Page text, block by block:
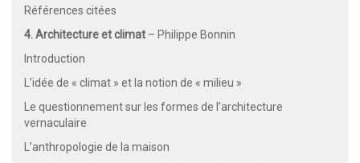
Références citées
4. Architecture et climat – Philippe Bonnin
Introduction
L’idée de « climat » et la notion de « milieu »
Le questionnement sur les formes de l’architecture
vernaculaire
L’anthropologie de la maison